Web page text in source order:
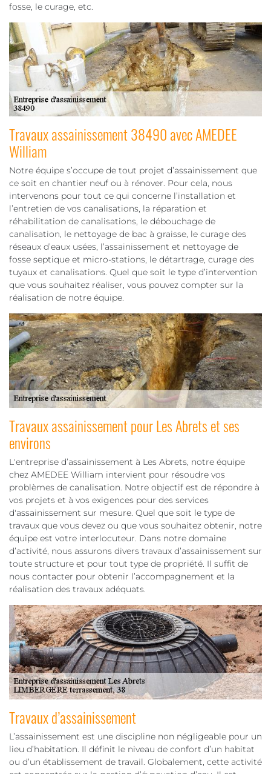
fosse, le curage, etc.
Travaux assainissement 38490 avec AMEDEE
William
Notre équipe s’occupe de tout projet d’assainissement que
ce soit en chantier neuf ou à rénover. Pour cela, nous
intervenons pour tout ce qui concerne l’installation et
l’entretien de vos canalisations, la réparation et
réhabilitation de canalisations, le débouchage de
canalisation, le nettoyage de bac à graisse, le curage des
réseaux d’eaux usées, l’assainissement et nettoyage de
fosse septique et micro-stations, le détartrage, curage des
tuyaux et canalisations. Quel que soit le type d’intervention
que vous souhaitez réaliser, vous pouvez compter sur la
réalisation de notre équipe.
Travaux assainissement pour Les Abrets et ses
environs
L'entreprise d’assainissement à Les Abrets, notre équipe
chez AMEDEE William intervient pour résoudre vos
problèmes de canalisation. Notre objectif est de répondre à
vos projets et à vos exigences pour des services
d'assainissement sur mesure. Quel que soit le type de
travaux que vous devez ou que vous souhaitez obtenir, notre
équipe est votre interlocuteur. Dans notre domaine
d’activité, nous assurons divers travaux d’assainissement sur
toute structure et pour tout type de propriété. Il suffit de
nous contacter pour obtenir l’accompagnement et la
réalisation des travaux adéquats.
Travaux d’assainissement
L’assainissement est une discipline non négligeable pour un
lieu d’habitation. Il définit le niveau de confort d’un habitat
ou d’un établissement de travail. Globalement, cette activité